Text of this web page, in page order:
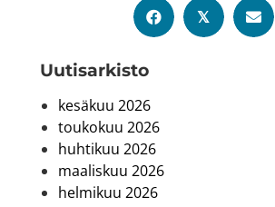
Uutis­arkisto
kesäkuu 2026
toukokuu 2026
huhtikuu 2026
maaliskuu 2026
helmikuu 2026
𝕏